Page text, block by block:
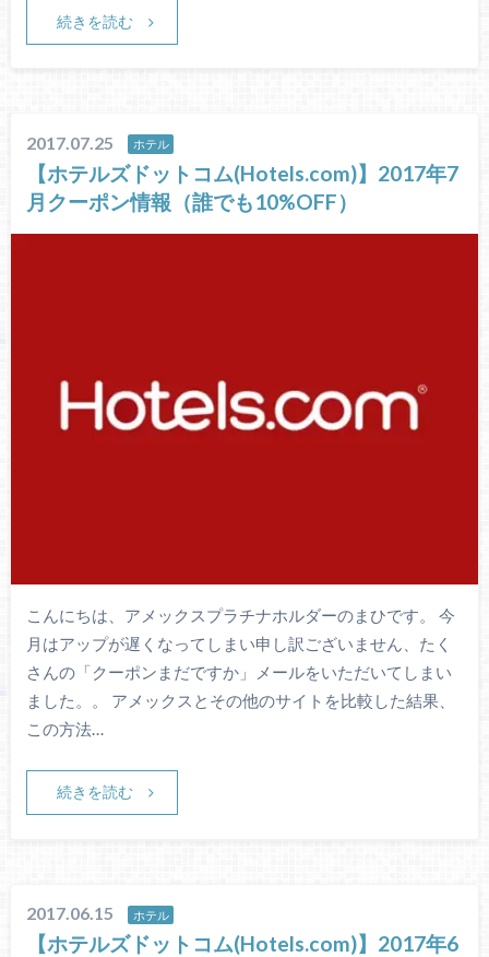
続きを読む
2017.07.25 ホテル
【ホテルズドットコム(Hotels.com)】2017年7
月クーポン情報（誰でも10%OFF）
こんにちは、アメックスプラチナホルダーのまひです。 今
月はアップが遅くなってしまい申し訳ございません、たく
さんの「クーポンまだですか」メールをいただいてしまい
ました。。 アメックスとその他のサイトを比較した結果、
この方法…
続きを読む
2017.06.15 ホテル
【ホテルズドットコム(Hotels.com)】2017年6